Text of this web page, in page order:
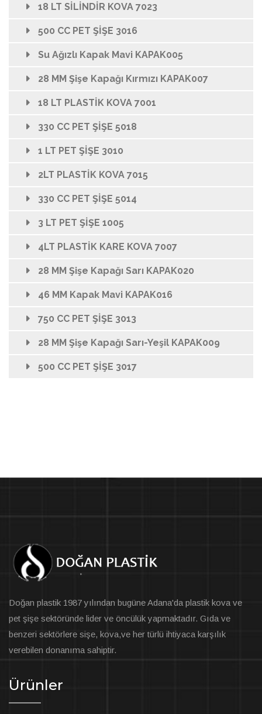
18 LT SİLİNDİR KOVA 7023
500 CC PET ŞİŞE 3016
Su Ağızlı Kapak Mavi KAPAK005
28 MM Şişe Kapağı Kırmızı KAPAK007
18 LT PLASTİK KOVA 7001
330 CC PET ŞİŞE 5018
1 LT PET ŞİŞE 3010
2LT PLASTİK KOVA 7015
330 CC PET ŞİŞE 5014
3 LT PET ŞİŞE 1005
4LT PLASTİK KARE KOVA 7007
28 MM Şişe Kapağı Sarı KAPAK020
46 MM Kapak Mavi KAPAK016
750 CC PET ŞİŞE 3013
28 MM Şişe Kapağı Sarı-Yeşil KAPAK009
500 CC PET ŞİŞE 3017
Doğan plastik 1987 yılından bugüne Adana'da plastik kova ve
pet şişe sektöründe lider ve öncülük yapmaktadır. Gıda ve
benzeri sektörlere sişe, kova,ve her türlü ihtiyaca karşılık
verebilen donanıma sahiptir.
Ürünler